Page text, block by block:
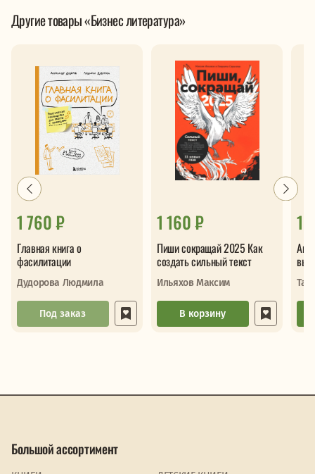
Другие товары «Бизнес литература»
1 760 ₽
Главная книга о
фасилитации
Дудорова Людмила
Под заказ
1 160 ₽
Пиши сокращай 2025 Как
создать сильный текст
Ильяхов Максим
В корзину
1
Большой ассортимент